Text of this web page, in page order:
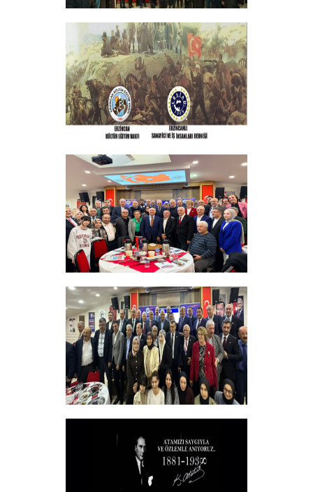
GELENEKSEL ŞEHİTLERİMİZİ ANMA
PROGRAMI DÜZENLEDİK
+
ERZINCAN VE TÜM SEHITLERI ANMA
PROGRAMI
+
Sadık Ağça Yeniden Başkan Seçildi
+
Vakfımızın 2025-2026 Yılı Burs
Toplantısı Yapıldı.
+